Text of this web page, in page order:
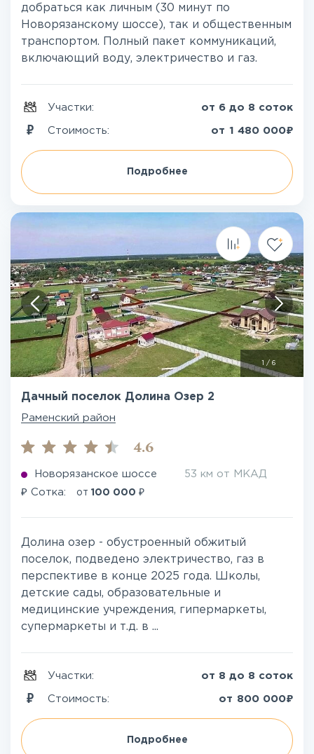
добраться как личным (30 минут по
Новорязанскому шоссе), так и общественным
транспортом. Полный пакет коммуникаций,
включающий воду, электричество и газ.
Участки: от 6 до 8 соток
Стоимость: от 1 480 000₽
Подробнее
/ 6
Дачный поселок Долина Озер 2
Раменский район
4.6
Новорязанское шоссе 53 км от МКАД
₽ Сотка: от 100 000 ₽
Долина озер - обустроенный обжитый
поселок, подведено электричество, газ в
перспективе в конце 2025 года. Школы,
детские сады, образовательные и
медицинские учреждения, гипермаркеты,
супермаркеты и т.д. в ...
Участки: от 8 до 8 соток
Стоимость: от 800 000₽
Подробнее